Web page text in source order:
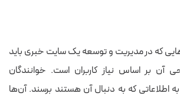
که در مدیریت و توسعه یک سایت خبری باید
آن بر اساس نیاز کاربران است. خوانندگان
اطلاعاتی که به دنبال آن هستند برسند. آن‌ها